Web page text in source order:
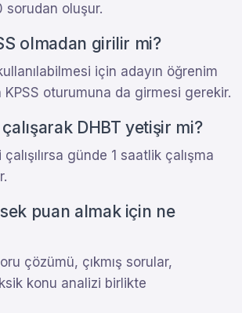
sorudan oluşur.
olmadan girilir mi?
için adayın öğrenim
oturumuna da girmesi gerekir.
DHBT yetişir mi?
günde 1 saatlik çalışma
puan almak için ne
çözümü, çıkmış sorular,
konu analizi birlikte